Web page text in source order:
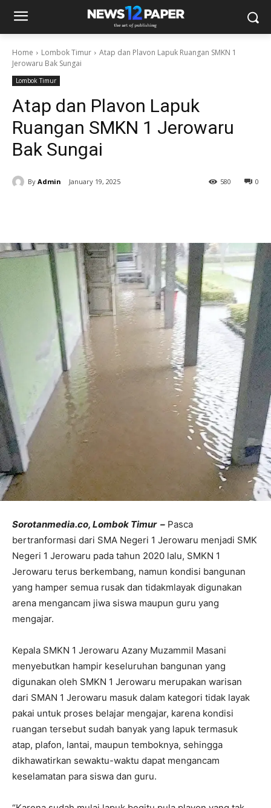
Home Lombok Timur
Atap dan Plavon Lapuk Ruangan SMKN 1
Jerowaru Bak Sungai
Lombok Timur
Atap dan Plavon Lapuk
Ruangan SMKN 1 Jerowaru
Bak Sungai
By Admin January 19, 2025 0
580
Sorotanmedia.co, Lombok Timur – Pasca
bertranformasi dari SMA Negeri 1 Jerowaru menjadi SMK
Negeri 1 Jerowaru pada tahun 2020 lalu, SMKN 1
Jerowaru terus berkembang, namun kondisi bangunan
yang hamper semua rusak dan tidakmlayak digunakan
arena mengancam jiwa siswa maupun guru yang
mengajar.
Kepala SMKN 1 Jerowaru Azany Muzammil Masani
menyebutkan hampir keseluruhan bangunan yang
digunakan oleh SMKN 1 Jerowaru merupakan warisan
dari SMAN 1 Jerowaru masuk dalam kategori tidak layak
pakai untuk proses belajar mengajar, karena kondisi
ruangan tersebut sudah banyak yang lapuk termasuk
atap, plafon, lantai, maupun temboknya, sehingga
dikhawatirkan sewaktu-waktu dapat mengancam
keselamatan para siswa dan guru.